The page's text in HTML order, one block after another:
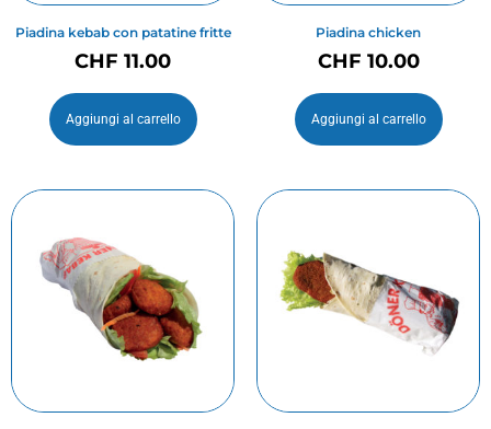
Piadina kebab con patatine fritte
CHF 11.00
Aggiungi al carrello
Piadina chicken
CHF 10.00
Aggiungi al carrello